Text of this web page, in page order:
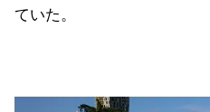
ていた。